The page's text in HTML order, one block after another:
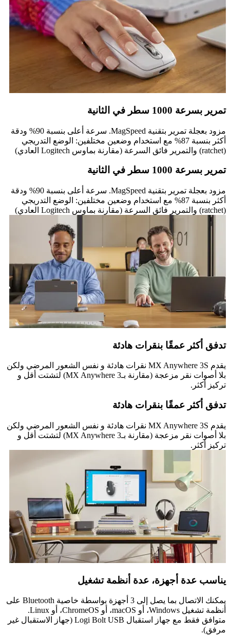
تمرير بسرعة 1000 سطر في الثانية
مزود بعجلة تمرير بتقنية MagSpeed. سرعة أعلى بنسبة 90% ودقة
أكثر بنسبة 87% مع استخدام وضعين مختلفين: الوضع التدريجي
(ratchet) والتمرير فائق السرعة (مقارنة بماوس Logitech العادي)
تمرير بسرعة 1000 سطر في الثانية
مزود بعجلة تمرير بتقنية MagSpeed. سرعة أعلى بنسبة 90% ودقة
أكثر بنسبة 87% مع استخدام وضعين مختلفين: الوضع التدريجي
(ratchet) والتمرير فائق السرعة (مقارنة بماوس Logitech العادي)
تدفق أكثر عمقًا بنقرات هادئة
يقدم MX Anywhere 3S نقرات هادئة و نفس الشعور المرضي ولكن
بلا أصوات نقر مزعجة (مقارنة بـMX Anywhere 3) لتشتت أقل و
تركيز أكثر.
تدفق أكثر عمقًا بنقرات هادئة
يقدم MX Anywhere 3S نقرات هادئة و نفس الشعور المرضي ولكن
بلا أصوات نقر مزعجة (مقارنة بـMX Anywhere 3) لتشتت أقل و
تركيز أكثر.
يناسب عدة أجهزة، عدة أنظمة تشغيل
يمكنك الاتصال بما يصل إلى 3 أجهزة بواسطة خاصية Bluetooth على
أنظمة تشغيل Windows، أو macOS، أو ChromeOS، أو Linux.
متوافق فقط مع جهاز استقبال Logi Bolt USB (جهاز الاستقبال غير
مرفق).